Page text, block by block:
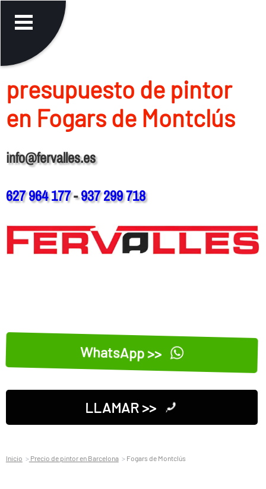
presupuesto de pintor
en Fogars de Montclús
info@fervalles.es
627 964 177-937 299 718
WhatsApp >>
LLAMAR >>
Inicio Precio de pintor en Barcelona Fogars de Montclús